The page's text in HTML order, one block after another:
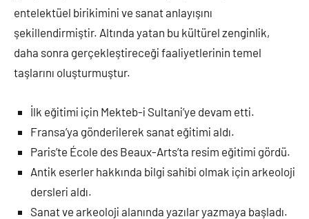
entelektüel birikimini ve sanat anlayışını
şekillendirmiştir. Altında yatan bu kültürel zenginlik,
daha sonra gerçekleştireceği faaliyetlerinin temel
taşlarını oluşturmuştur.
İlk eğitimi için Mekteb-i Sultani’ye devam etti.
Fransa’ya gönderilerek sanat eğitimi aldı.
Paris’te École des Beaux-Arts’ta resim eğitimi gördü.
Antik eserler hakkında bilgi sahibi olmak için arkeoloji
dersleri aldı.
Sanat ve arkeoloji alanında yazılar yazmaya başladı.